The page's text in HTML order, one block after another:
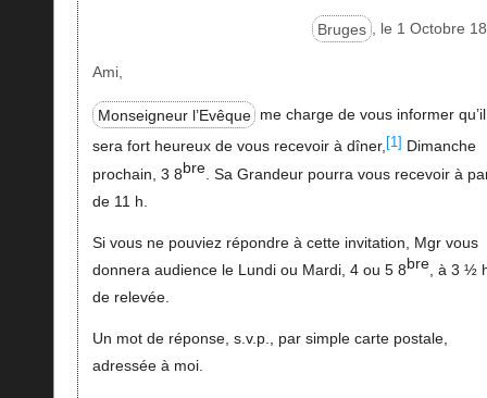
Bruges , le 1 Octobre
Ami,
Monseigneur l’Evêque me charge de vous informer qu’il
sera fort heureux de vous recevoir à dîner, [1] Dimanche
prochain, 3 8bre. Sa Grandeur pourra vous recevoir à
de 11 h.
Si vous ne pouviez répondre à cette invitation, Mgr vous
donnera audience le Lundi ou Mardi, 4 ou 5 8bre, à 3 ½
de relevée.
Un mot de réponse, s.v.p., par simple carte postale,
adressée à moi.